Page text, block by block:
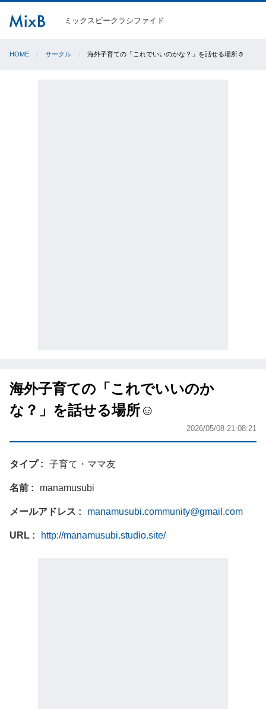
ミックスビークラシファイド
HOME サークル 海外子育ての「これでいいのかな？」を話せる場所☺︎
海外子育ての「これでいいのか
な？」を話せる場所☺︎
2026/05/08 21:08:21
タイプ 子育て・ママ友
名前 manamusubi
メールアドレス manamusubi.community@gmail.com
URL http://manamusubi.studio.site/